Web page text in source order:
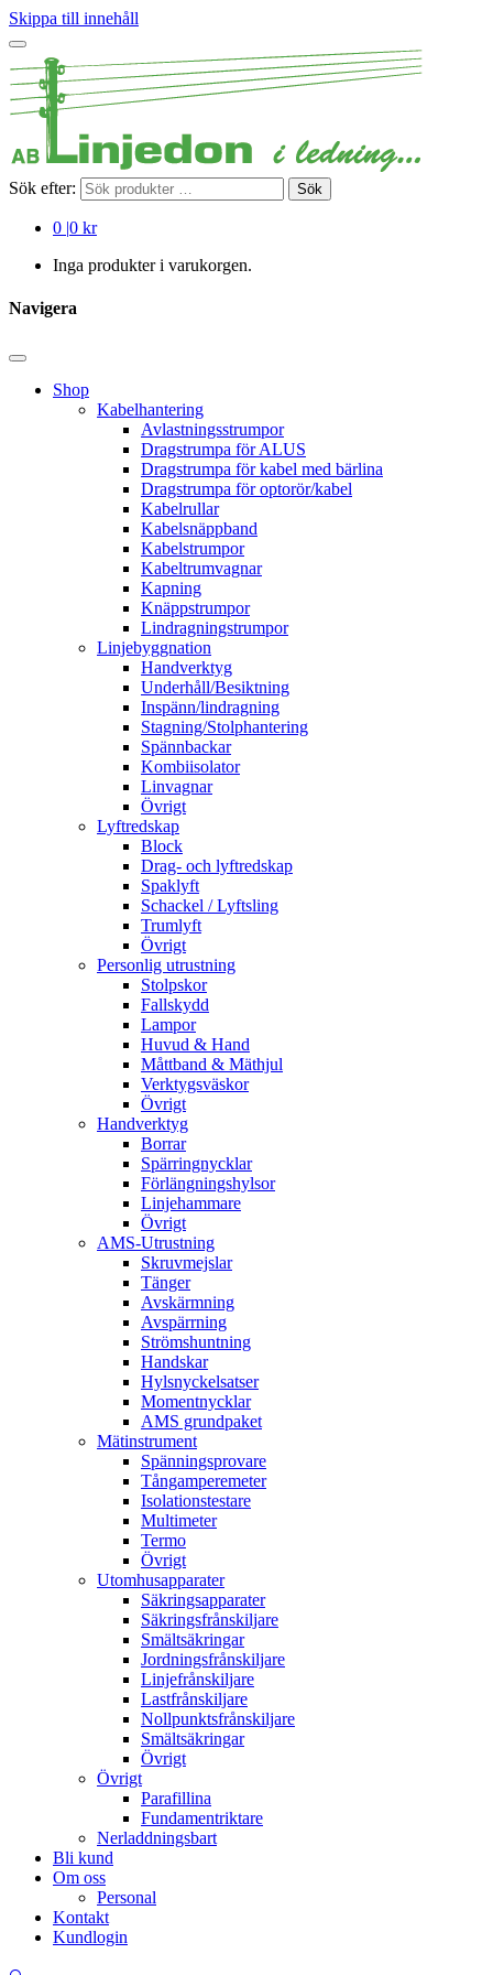
Skippa till innehåll
Sök efter: Sök
0 |0 kr
Inga produkter i varukorgen.
Navigera
Shop
Kabelhantering
Avlastningsstrumpor
Dragstrumpa för ALUS
Dragstrumpa för kabel med bärlina
Dragstrumpa för optorör/kabel
Kabelrullar
Kabelsnäppband
Kabelstrumpor
Kabeltrumvagnar
Kapning
Knäppstrumpor
Lindragningstrumpor
Linjebyggnation
Handverktyg
Underhåll/Besiktning
Inspänn/lindragning
Stagning/Stolphantering
Spännbackar
Kombiisolator
Linvagnar
Övrigt
Lyftredskap
Block
Drag- och lyftredskap
Spaklyft
Schackel / Lyftsling
Trumlyft
Övrigt
Personlig utrustning
Stolpskor
Fallskydd
Lampor
Huvud & Hand
Måttband & Mäthjul
Verktygsväskor
Övrigt
Handverktyg
Borrar
Spärringnycklar
Förlängningshylsor
Linjehammare
Övrigt
AMS-Utrustning
Skruvmejslar
Tänger
Avskärmning
Avspärrning
Strömshuntning
Handskar
Hylsnyckelsatser
Momentnycklar
AMS grundpaket
Mätinstrument
Spänningsprovare
Tångamperemeter
Isolationstestare
Multimeter
Termo
Övrigt
Utomhusapparater
Säkringsapparater
Säkringsfrånskiljare
Smältsäkringar
Jordningsfrånskiljare
Linjefrånskiljare
Lastfrånskiljare
Nollpunktsfrånskiljare
Smältsäkringar
Övrigt
Övrigt
Parafillina
Fundamentriktare
Nerladdningsbart
Bli kund
Om oss
Personal
Kontakt
Kundlogin